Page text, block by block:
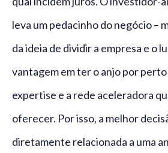
leva um pedacinho do negócio –
da ideia de dividir a empresa e o
vantagem em ter o anjo por
expertise e a rede aceleradora
oferecer. Por isso, a melhor
diretamente relacionada a uma